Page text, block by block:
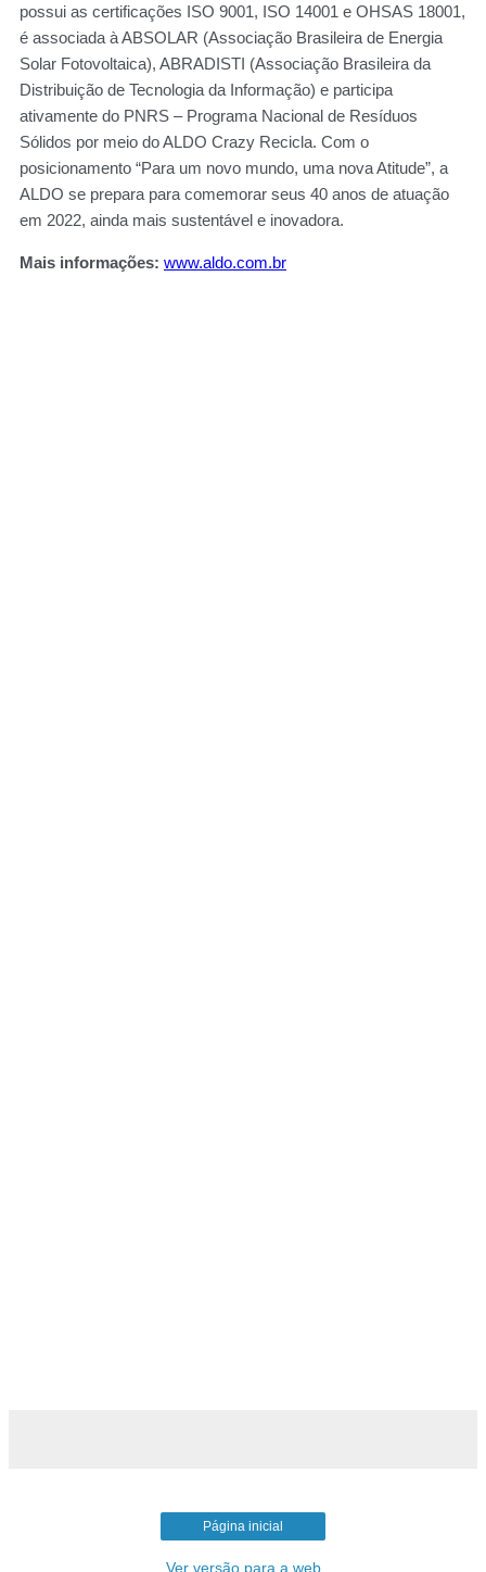
Página inicial
Ver versão para a web